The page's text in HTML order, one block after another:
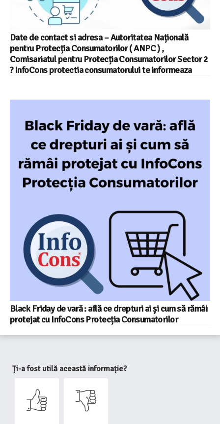
Date de contact si adresa – Autoritatea Națională
pentru Protecția Consumatorilor ( ANPC ) ,
Comisariatul pentru Protecția Consumatorilor Sector 2
? InfoCons protectia consumatorului te informeaza
Black Friday de vară : află ce drepturi ai și cum să rămâi
protejat cu InfoCons Protecția Consumatorilor
Ți-a fost utilă această informație?